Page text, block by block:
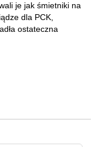
je jak śmietniki na
dla PCK,
ostateczna